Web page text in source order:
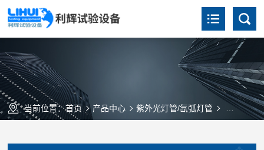
当前位置：首页 产品中心 紫外光灯管/氙弧灯管 UVB-313